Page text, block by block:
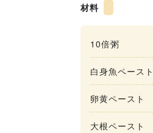
材料
10倍粥
白身魚ペースト
卵黄ペースト
大根ペースト